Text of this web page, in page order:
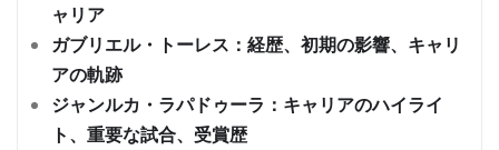
ャリア
ガブリエル・トーレス：経歴、初期の影響、キャリ
アの軌跡
ジャンルカ・ラパドゥーラ：キャリアのハイライ
ト、重要な試合、受賞歴